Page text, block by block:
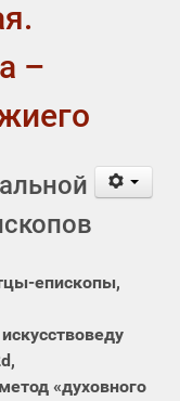
–
епископы,
«духовного